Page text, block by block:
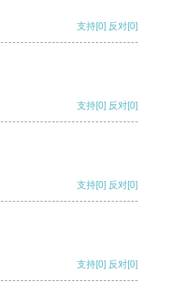
支持[0] 反对[0]
支持[0] 反对[0]
支持[0] 反对[0]
支持[0] 反对[0]